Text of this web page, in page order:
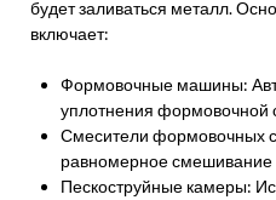
будет заливаться металл.
включает:
Формовочные машины:
уплотнения формовочной
Смесители формовочных
равномерное смешивание
Пескоструйные камеры: